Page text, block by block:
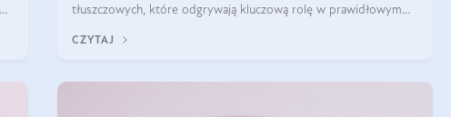
tłuszczowych, które odgrywają kluczową rolę w prawidłowym
układu odpornościowego.
CZYTAJ